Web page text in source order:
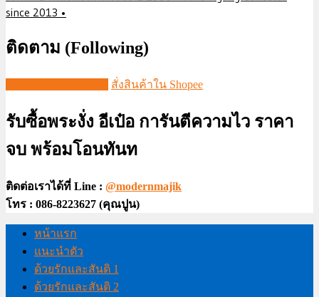
since 2013 •
ติดตาม (Following)
สั่งสินค้าใน Shopee
รับซื้อพระงั่ง อีเป๋อ การันตีความไว ราคา
จบ พร้อมโอนทันท
ติดต่อเราได้ที่ Line : @modernmajik
โทร : 086-8223627 (คุณปูน)
หน้าแรก
แนะนำตัว
ด้วยรักและสันติ 1
ด้วยรักและสันติ 2